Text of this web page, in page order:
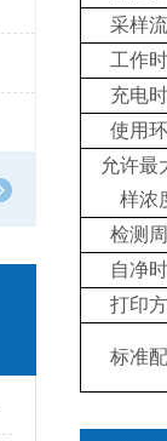
采样
工作
充电
使用
允许最
样浓
检测
自净
打印
标准